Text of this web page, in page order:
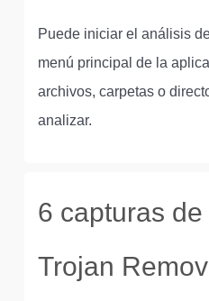
Puede iniciar el análisis
menú principal de la
archivos, carpetas o
analizar.
6 capturas
Trojan